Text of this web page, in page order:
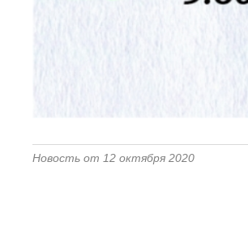
Новость от 12 октября 2020